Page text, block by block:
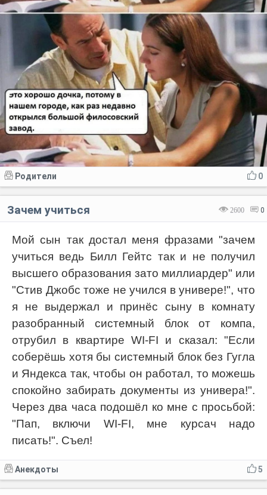
0
Родители
2600 0
Зачем учиться
Мой сын так достал меня фразами "зачем
учиться ведь Билл Гейтс так и не получил
высшего образования зато миллиардер" или
"Стив Джобс тоже не учился в универе!", что
я не выдержал и принёс сыну в комнату
разобранный системный блок от компа,
отрубил в квартире WI-FI и сказал: "Если
соберёшь хотя бы системный блок без Гугла
и Яндекса так, чтобы он работал, то можешь
спокойно забирать документы из универа!".
Через два часа подошёл ко мне с просьбой:
"Пап, включи WI-FI, мне курсач надо
писать!". Съел!
5
Анекдоты